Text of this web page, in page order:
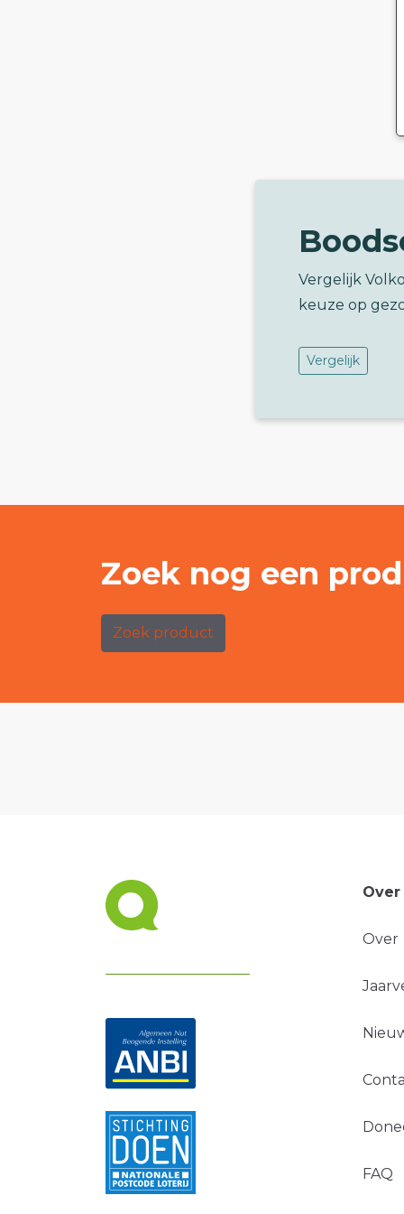
Vergelijk
keuze op
Vergelijk
Zoek nog een
Zoek product
Over
Over
FAQ